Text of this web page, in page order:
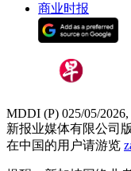
商业时报
MDDI (P) 025/05/
新报业媒体有限公司
在中国的用户请游览